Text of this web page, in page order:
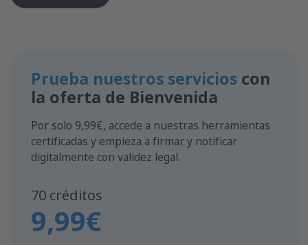
Prueba nuestros servicios con
la oferta de Bienvenida
Por solo 9,99€, accede a nuestras herramientas
certificadas y empieza a firmar y notificar
digitalmente con validez legal.
70 créditos
9,99€